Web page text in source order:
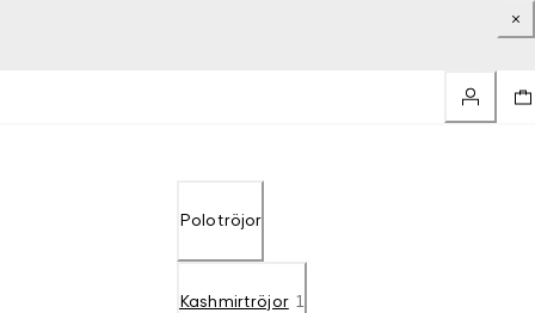
Polotröjor
Kashmirtröjor 1